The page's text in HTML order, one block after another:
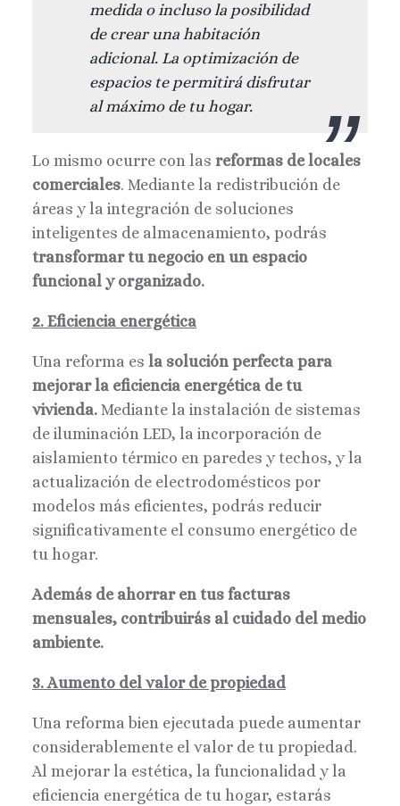
medida o incluso la posibilidad
de crear una habitación
adicional. La optimización de
espacios te permitirá disfrutar
al máximo de tu hogar.
Lo mismo ocurre con las reformas de locales
comerciales. Mediante la redistribución de
áreas y la integración de soluciones
inteligentes de almacenamiento, podrás
transformar tu negocio en un espacio
funcional y organizado.
2. Eficiencia energética
Una reforma es la solución perfecta para
mejorar la eficiencia energética de tu
vivienda. Mediante la instalación de sistemas
de iluminación LED, la incorporación de
aislamiento térmico en paredes y techos, y la
actualización de electrodomésticos por
modelos más eficientes, podrás reducir
significativamente el consumo energético de
tu hogar.
Además de ahorrar en tus facturas
mensuales, contribuirás al cuidado del medio
ambiente.
3. Aumento del valor de propiedad
Una reforma bien ejecutada puede aumentar
considerablemente el valor de tu propiedad.
Al mejorar la estética, la funcionalidad y la
eficiencia energética de tu hogar, estarás